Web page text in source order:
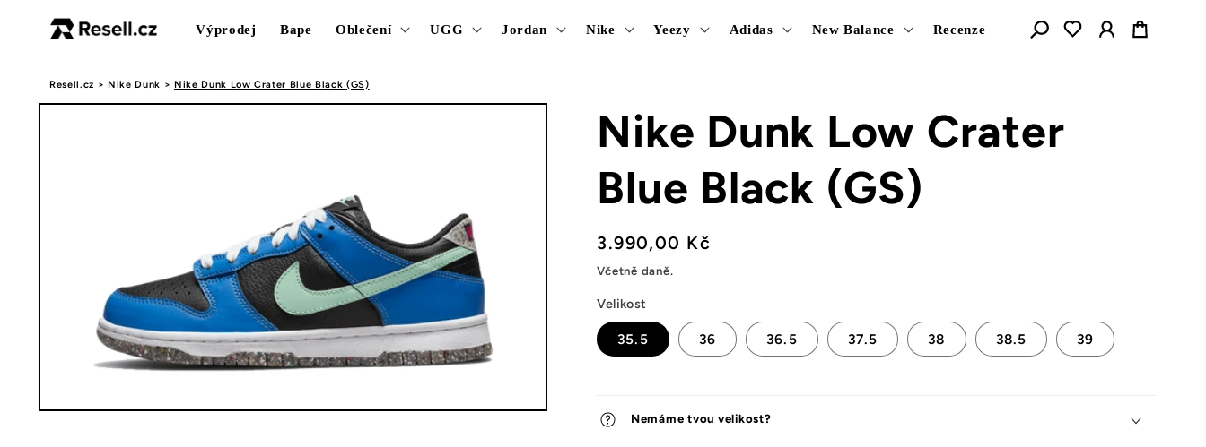
obsahu
Výprodej Bape Oblečení UGG Jordan Nike Yeezy Adidas New Balance Recenze Košík
Resell.cz > Nike Dunk > Nike Dunk Low Crater Blue Black (GS)
Přejít na
Nike Dunk Low Crater
Blue Black (GS)
Běžná
cena
3.990,00 Kč
Včetně daně.
Velikost
35.5 36 36.5 37.5 38 38.5 39
Nemáme tvou velikost?